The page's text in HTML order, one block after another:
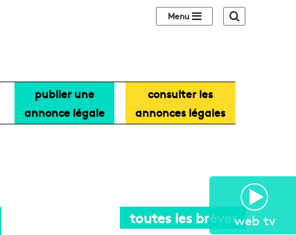
web tv
Sidebar (barre
publier une
annonce légale
consulter les
annonces légales
toutes les brèves